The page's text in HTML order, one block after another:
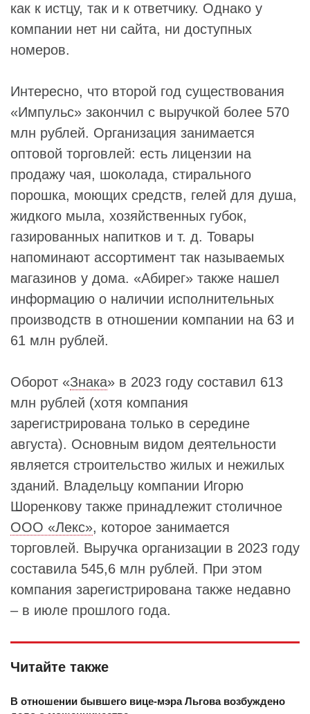
как к истцу, так и к ответчику. Однако у
компании нет ни сайта, ни доступных
номеров.
Интересно, что второй год существования
«Импульс» закончил с выручкой более 570
млн рублей. Организация занимается
оптовой торговлей: есть лицензии на
продажу чая, шоколада, стирального
порошка, моющих средств, гелей для душа,
жидкого мыла, хозяйственных губок,
газированных напитков и т. д. Товары
напоминают ассортимент так называемых
магазинов у дома. «Абирег» также нашел
информацию о наличии исполнительных
производств в отношении компании на 63 и
61 млн рублей.
Оборот «Знака» в 2023 году составил 613
млн рублей (хотя компания
зарегистрирована только в середине
августа). Основным видом деятельности
является строительство жилых и нежилых
зданий. Владельцу компании Игорю
Шоренкову также принадлежит столичное
ООО «Лекс», которое занимается
торговлей. Выручка организации в 2023 году
составила 545,6 млн рублей. При этом
компания зарегистрирована также недавно
­– в июле прошлого года.
Читайте также
В отношении бывшего вице-мэра Льгова возбуждено